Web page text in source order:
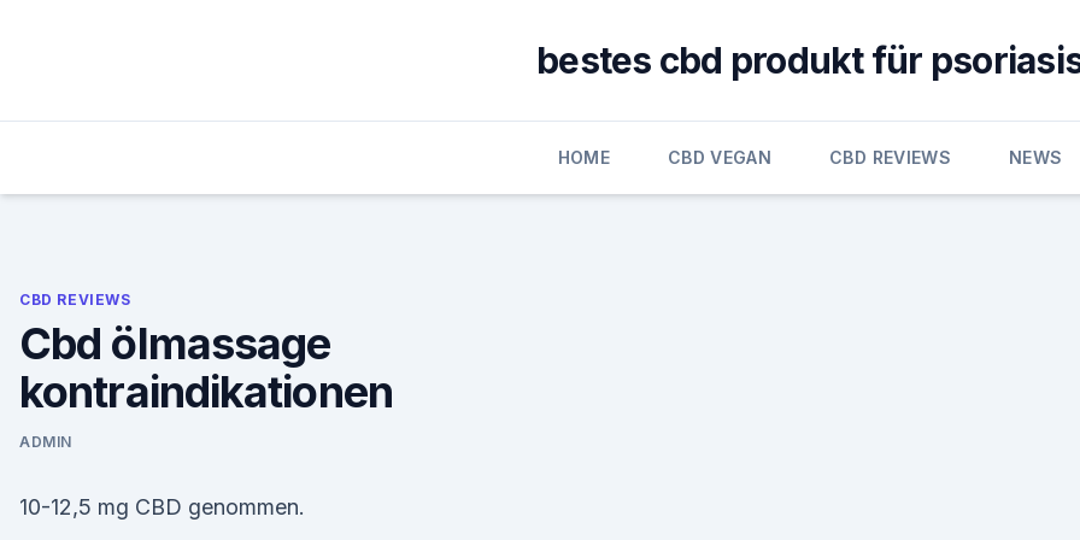
bestes cbd produkt für
HOME CBD VEGAN CBD REVIEWS NEWS
CBD REVIEWS
Cbd ölmassage
kontraindikationen
ADMIN
10-12,5 mg CBD genommen.